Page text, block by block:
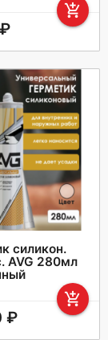
add_shopping_cart
силикон.
AVG 280мл
add_shopping_cart
₽